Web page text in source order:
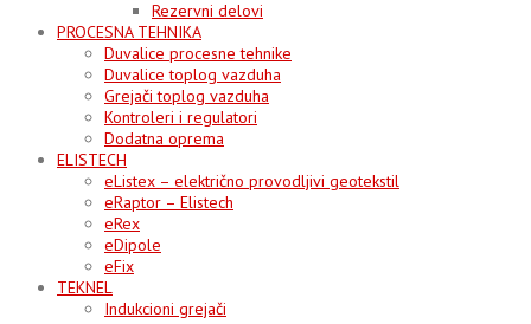
Rezervni delovi
PROCESNA TEHNIKA
Duvalice procesne tehnike
Duvalice toplog vazduha
Grejači toplog vazduha
Kontroleri i regulatori
Dodatna oprema
ELISTECH
eListex – električno provodljivi geotekstil
eRaptor – Elistech
eRex
eDipole
eFix
TEKNEL
Indukcioni grejači